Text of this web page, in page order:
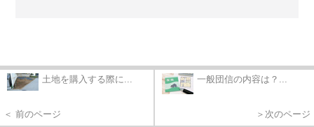
土地を購入する際に...
＜ 前のページ
一般団信の内容は？...
＞次のページ